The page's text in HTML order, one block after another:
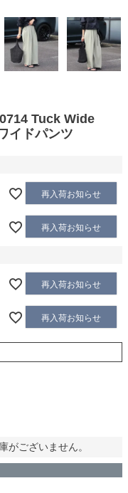
Tuck Wide
イドパンツ
再入荷お知らせ
再入荷お知らせ
再入荷お知らせ
再入荷お知らせ
がございません。